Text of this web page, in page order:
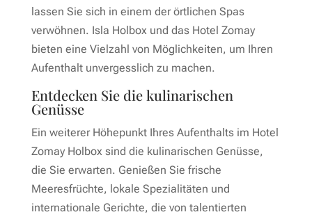
lassen Sie sich in einem der örtlichen Spas
verwöhnen. Isla Holbox und das Hotel Zomay
bieten eine Vielzahl von Möglichkeiten, um Ihren
Aufenthalt unvergesslich zu machen.
Entdecken Sie die kulinarischen
Genüsse
Ein weiterer Höhepunkt Ihres Aufenthalts im Hotel
Zomay Holbox sind die kulinarischen Genüsse,
die Sie erwarten. Genießen Sie frische
Meeresfrüchte, lokale Spezialitäten und
internationale Gerichte, die von talentierten